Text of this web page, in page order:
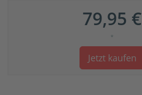
79,95 €
*
Jetzt kaufen